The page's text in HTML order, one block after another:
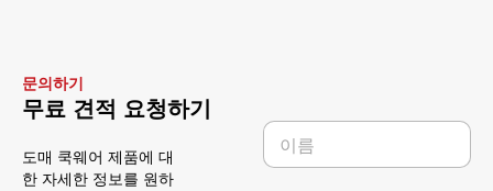
문의하기
무료 견적 요청하기
도매 쿡웨어 제품에 대
한 자세한 정보를 원하
이
*